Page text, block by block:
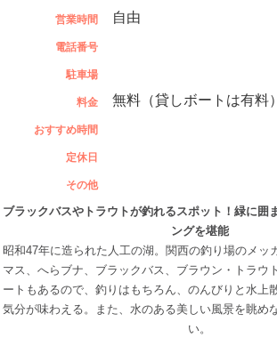
営業時間 自由
電話番号
駐車場
料金 無料（貸しボートは有料）
おすすめ時間
定休日
その他
ブラックバスやトラウトが釣れるスポット！緑に囲
ングを堪能
昭和47年に造られた人工の湖。関西の釣り場のメッ
マス、へらブナ、ブラックバス、ブラウン・トラウ
ートもあるので、釣りはもちろん、のんびりと水上
気分が味わえる。また、水のある美しい風景を眺め
い。